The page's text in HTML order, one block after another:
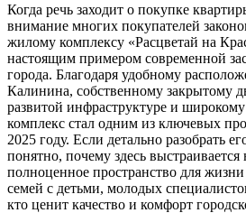
Когда речь заходит о покупке
внимание многих покупателей
жилому комплексу «Расцветай на
настоящим примером современной
города. Благодаря удобному
Калинина, собственному закрытому
развитой инфраструктуре и
комплекс стал одним из ключевых
2025 году. Если детально разобрать
понятно, почему здесь выстраивается
полноценное пространство для
семей с детьми, молодых
кто ценит качество и комфорт